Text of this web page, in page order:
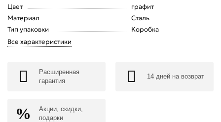
Цвет
графит
Материал
Сталь
Тип упаковки
Коробка
Все характеристики
Расширенная
гарантия
14 дней на возврат
Акции, скидки,
подарки